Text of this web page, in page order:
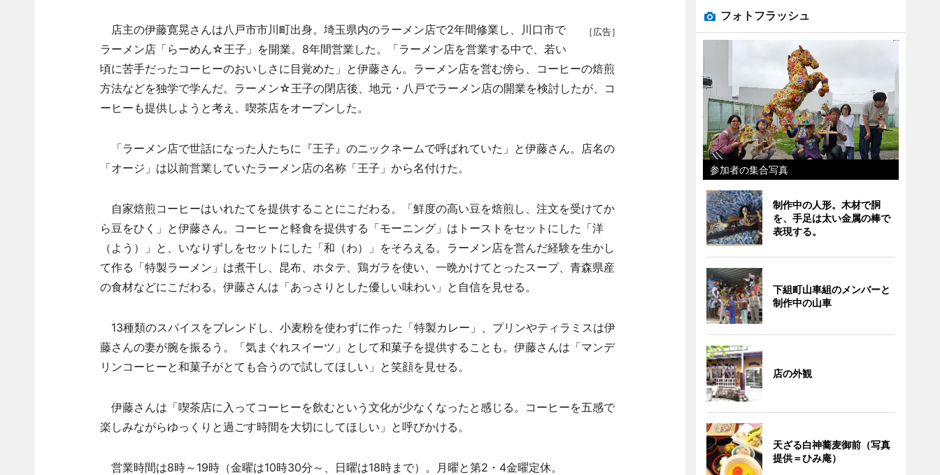
［広告］
店主の伊藤寛晃さんは八戸市市川町出身。埼玉県内のラーメン店で2年間修業し、川口市で
ラーメン店「らーめん☆王子」を開業。8年間営業した。「ラーメン店を営業する中で、若い
頃に苦手だったコーヒーのおいしさに目覚めた」と伊藤さん。ラーメン店を営む傍ら、コーヒーの焙煎
方法などを独学で学んだ。ラーメン☆王子の閉店後、地元・八戸でラーメン店の開業を検討したが、コ
ーヒーも提供しようと考え、喫茶店をオープンした。
「ラーメン店で世話になった人たちに『王子』のニックネームで呼ばれていた」と伊藤さん。店名の
「オージ」は以前営業していたラーメン店の名称「王子」から名付けた。
自家焙煎コーヒーはいれたてを提供することにこだわる。「鮮度の高い豆を焙煎し、注文を受けてか
ら豆をひく」と伊藤さん。コーヒーと軽食を提供する「モーニング」はトーストをセットにした「洋
（よう）」と、いなりずしをセットにした「和（わ）」をそろえる。ラーメン店を営んだ経験を生かし
て作る「特製ラーメン」は煮干し、昆布、ホタテ、鶏ガラを使い、一晩かけてとったスープ、青森県産
の食材などにこだわる。伊藤さんは「あっさりとした優しい味わい」と自信を見せる。
13種類のスパイスをブレンドし、小麦粉を使わずに作った「特製カレー」、プリンやティラミスは伊
藤さんの妻が腕を振るう。「気まぐれスイーツ」として和菓子を提供することも。伊藤さんは「マンデ
リンコーヒーと和菓子がとても合うので試してほしい」と笑顔を見せる。
伊藤さんは「喫茶店に入ってコーヒーを飲むという文化が少なくなったと感じる。コーヒーを五感で
楽しみながらゆっくりと過ごす時間を大切にしてほしい」と呼びかける。
営業時間は8時～19時（金曜は10時30分～、日曜は18時まで）。月曜と第2・4金曜定休。
フォトフラッシュ
参加者の集合写真
制作中の人形。木材で胴
を、手足は太い金属の棒で
表現する。
下組町山車組のメンバーと
制作中の山車
店の外観
天ざる白神蕎麦御前（写真
提供＝ひみ庵）